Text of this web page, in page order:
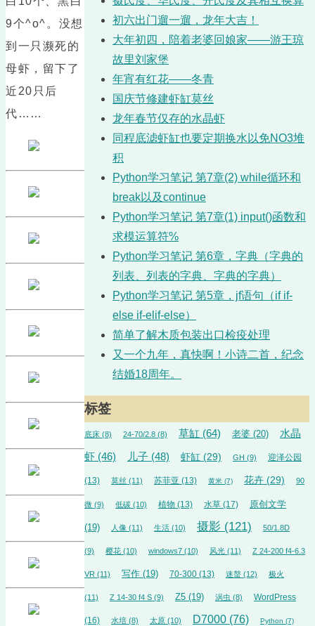
9个^o^。没想
到一只濒死的
母虾，留下了
近20只后
代……
初六出门遛一遛，龙年大吉！
大年初四，陪着老婆回娘家——游王琼
故里刘家堡
年宵有红花——冬青
国庆节修建虾缸莫丝
龙年春节仅存的水晶虾
同程底滤虾缸也要定期换水以免NO3堆
积
Python学习笔记 第7章(2) while循环和
break以及continue
Python学习笔记 第7章(1) input()函数和
求模运算符%
Python学习笔记 第6章，字典（字典的
列表、列表的字典、字典的字典）
Python学习笔记 第5章，jf语句（if if-
else if-elif-else）
简单了解木质包装出口检疫处理
又一个九年，真快啊！小诗二首，纪念
结婚18周年。
标签
底床 (8) 24-70/2.8 (8) 草缸 (64) 老婆 (20) 水晶
虾 (46) 儿子 (48) 虾缸 (29) GH (9) 迎泽公园
(13) 莫丝 (11) 苏菲亚 (13) 黄米 (7) 花卉 (29) 90
微 (9) 低碳 (10) 植物 (13) 水草 (17) 原创文学
(19) 人像 (11) 生活 (10) 摄影 (121) 50/1.8D
(9) 樱花 (10) windows7 (10) 风光 (11) Z 24-200 f4-6.3
VR (11) 写作 (19) 70-300 (13) 迷螯 (12) 极火
(11) Z 14-30 f4 S (9) Z5 (19) 涡虫 (8) WordPress
(16) 水培 (8) 太原 (10) D7000 (76) Python (7)